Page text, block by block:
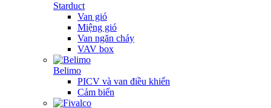
Starduct
Van gió
Miệng gió
Van ngăn cháy
VAV box
Belimo
PICV và van điều khiển
Cảm biến